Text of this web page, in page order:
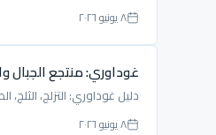
٨ يونيو ٢٠٢٦
غوداوري: منتجع الجبال
دليل غوداوري: التزلج،
٨ يونيو ٢٠٢٦